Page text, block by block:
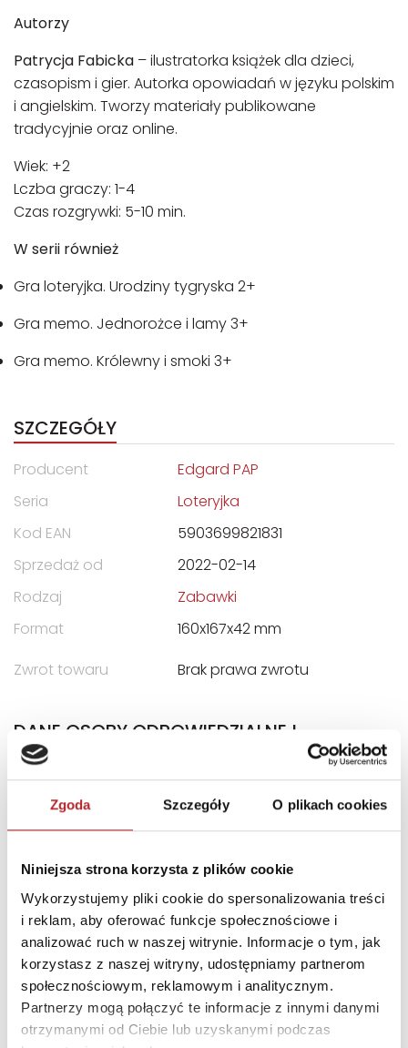
Zgoda Szczegóły O plikach cookies
Niniejsza strona korzysta z plików cookie
Wykorzystujemy pliki cookie do spersonalizowania treści
i reklam, aby oferować funkcje społecznościowe i
analizować ruch w naszej witrynie. Informacje o tym, jak
korzystasz z naszej witryny, udostępniamy partnerom
społecznościowym, reklamowym i analitycznym.
Partnerzy mogą połączyć te informacje z innymi danymi
otrzymanymi od Ciebie lub uzyskanymi podczas
Autorzy
Patrycja Fabicka – ilustratorka książek dla dzieci,
czasopism i gier. Autorka opowiadań w języku polskim
i angielskim. Tworzy materiały publikowane
tradycyjnie oraz online.
Wiek: +2
Lczba graczy: 1-4
Czas rozgrywki: 5-10 min.
W serii również
Gra loteryjka. Urodziny tygryska 2+
Gra memo. Jednorożce i lamy 3+
Gra memo. Królewny i smoki 3+
SZCZEGÓŁY
Producent
Edgard PAP
Seria
Loteryjka
Kod EAN
5903699821831
Sprzedaż od
2022-02-14
Rodzaj
Zabawki
Format
160x167x42 mm
Zwrot towaru
Brak prawa zwrotu
DANE OSOBY ODPOWIEDZIALNEJ
Nazwa
EDGARD PUBLISHING SP.
Z.O.O.
Ulica
ul. BELGIJSKA 11/6
Kod pocztowy
02-511
Miasto
Warszawa
E-mail
wydawnictwo@edgard.pl
INFORMACJE I OSTRZEŻENIA
Nieodpowiednie dla dzieci w wieku poniżej 3 lat.